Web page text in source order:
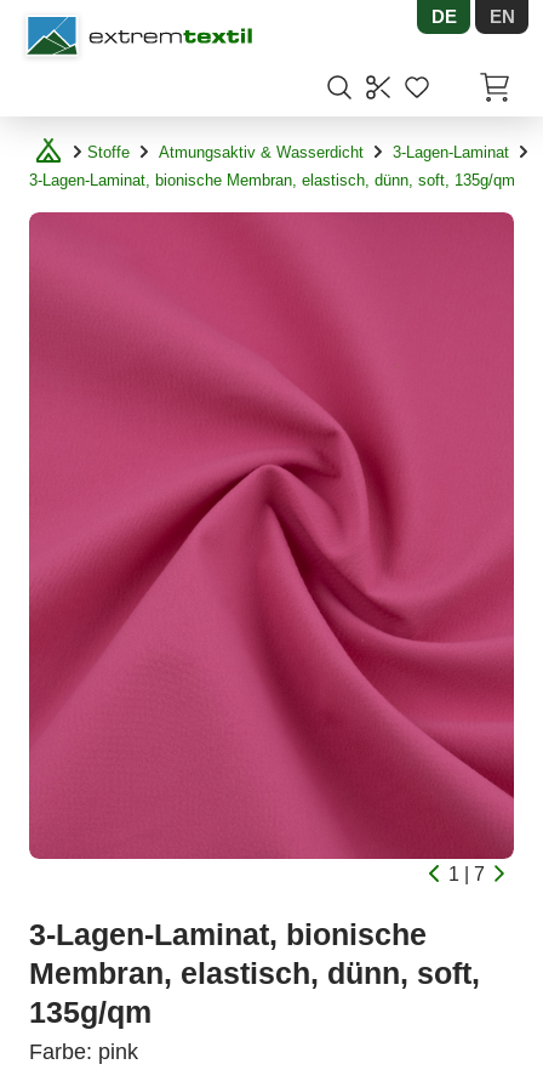
Shopware DE EN
Stoffe Atmungsaktiv & Wasserdicht
3-Lagen-Laminat
3-Lagen-Laminat, bionische Membran, elastisch, dünn, soft, 135g/qm
1 | 7
3-Lagen-Laminat, bionische
Membran, elastisch, dünn, soft,
135g/qm
Farbe: pink